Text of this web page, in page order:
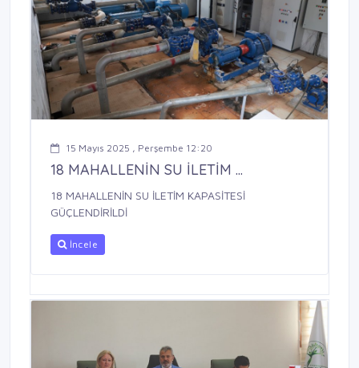
15 Mayıs 2025 , Perşembe 12:20
18 MAHALLENİN SU İLETİM ...
18 MAHALLENİN SU İLETİM KAPASİTESİ
GÜÇLENDİRİLDİ
İncele